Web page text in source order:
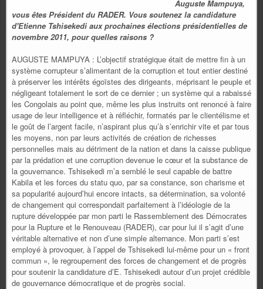
Auguste Mampuya,
vous êtes Président du RADER. Vous soutenez la candidature
d'Etienne Tshisekedi aux prochaines élections présidentielles de
novembre 2011, pour quelles raisons ?
AUGUSTE MAMPUYA : L’objectif stratégique était de mettre fin à un
système corrupteur s’alimentant de la corruption et tout entier destiné
à préserver les intérêts égoïstes des dirigeants, méprisant le peuple et
négligeant totalement le sort de ce dernier ; un système qui a rabaissé
les Congolais au point que, même les plus instruits ont renoncé à faire
usage de leur intelligence et à réfléchir, formatés par le clientélisme et
le goût de l’argent facile, n’aspirant plus qu’à s’enrichir vite et par tous
les moyens, non par leurs activités de création de richesses
personnelles mais au détriment de la nation et dans la caisse publique
par la prédation et une corruption devenue le cœur et la substance de
la gouvernance. Tshisekedi m’a semblé le seul capable de battre
Kabila et les forces du statu quo, par sa constance, son charisme et
sa popularité aujourd’hui encore intacts, sa détermination, sa volonté
de changement qui correspondait parfaitement à l’idéologie de la
rupture développée par mon parti le Rassemblement des Démocrates
pour la Rupture et le Renouveau (RADER), car pour lui il s’agit d’une
véritable alternative et non d’une simple alternance. Mon parti s’est
employé à provoquer, à l’appel de Tshisekedi lui-même pour un « front
commun », le regroupement des forces de changement et de progrès
pour soutenir la candidature d’E. Tshisekedi autour d’un projet crédible
de gouvernance démocratique et de progrès social.